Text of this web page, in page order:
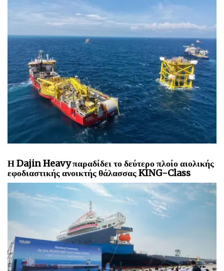
Η Dajin Heavy παραδίδει το δεύτερο πλοίο αιολικής
εφοδιαστικής ανοικτής θάλασσας KING-Class